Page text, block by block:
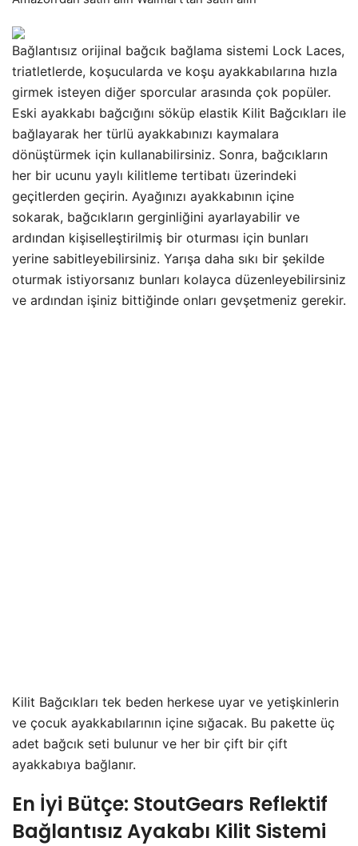
Bağlantısız orijinal bağcık bağlama sistemi Lock Laces,
triatletlerde, koşucularda ve koşu ayakkabılarına hızla
girmek isteyen diğer sporcular arasında çok popüler.
Eski ayakkabı bağcığını söküp elastik Kilit Bağcıkları ile
bağlayarak her türlü ayakkabınızı kaymalara
dönüştürmek için kullanabilirsiniz. Sonra, bağcıkların
her bir ucunu yaylı kilitleme tertibatı üzerindeki
geçitlerden geçirin. Ayağınızı ayakkabının içine
sokarak, bağcıkların gerginliğini ayarlayabilir ve
ardından kişiselleştirilmiş bir oturması için bunları
yerine sabitleyebilirsiniz. Yarışa daha sıkı bir şekilde
oturmak istiyorsanız bunları kolayca düzenleyebilirsiniz
ve ardından işiniz bittiğinde onları gevşetmeniz gerekir.
Kilit Bağcıkları tek beden herkese uyar ve yetişkinlerin
ve çocuk ayakkabılarının içine sığacak. Bu pakette üç
adet bağcık seti bulunur ve her bir çift bir çift
ayakkabıya bağlanır.
En İyi Bütçe: StoutGears Reflektif
Bağlantısız Ayakabı Kilit Sistemi